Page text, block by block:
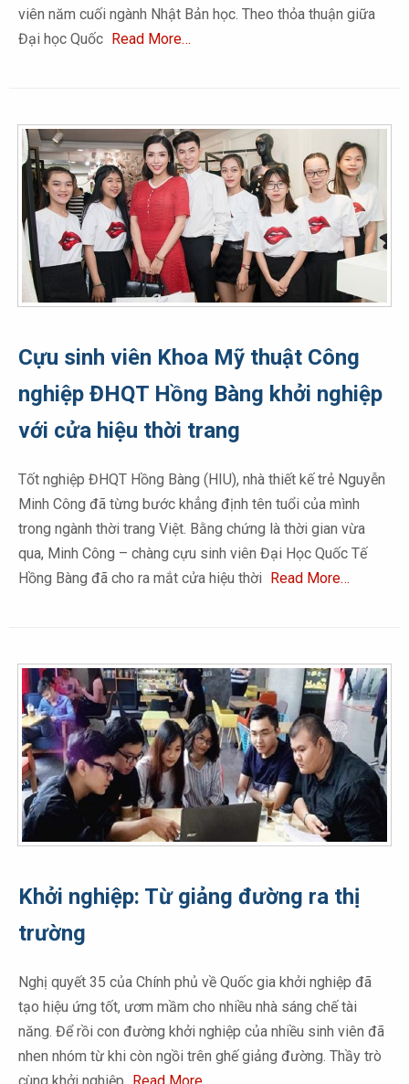
viên năm cuối ngành Nhật Bản học. Theo thỏa thuận giữa
Đại học Quốc Read More…
Cựu sinh viên Khoa Mỹ thuật Công
nghiệp ĐHQT Hồng Bàng khởi nghiệp
với cửa hiệu thời trang
Tốt nghiệp ĐHQT Hồng Bàng (HIU), nhà thiết kế trẻ Nguyễn
Minh Công đã từng bước khẳng định tên tuổi của mình
trong ngành thời trang Việt. Bằng chứng là thời gian vừa
qua, Minh Công – chàng cựu sinh viên Đại Học Quốc Tế
Hồng Bàng đã cho ra mắt cửa hiệu thời Read More…
Khởi nghiệp: Từ giảng đường ra thị
trường
Nghị quyết 35 của Chính phủ về Quốc gia khởi nghiệp đã
tạo hiệu ứng tốt, ươm mầm cho nhiều nhà sáng chế tài
năng. Để rồi con đường khởi nghiệp của nhiều sinh viên đã
nhen nhóm từ khi còn ngồi trên ghế giảng đường. Thầy trò